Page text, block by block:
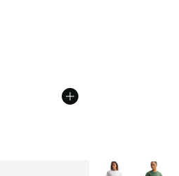
Plus de couleurs